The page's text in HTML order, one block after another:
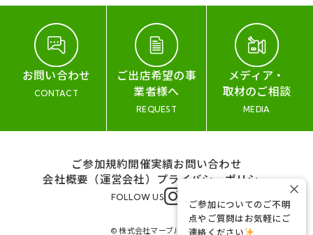
お問い合わせ
CONTACT
ご出店希望の事
業者様へ
REQUEST
メディア・
取材のご相談
MEDIA
ご参加規約開催実績お問い合わせ
会社概要（運営会社） プライバシーポリシー
FOLLOW US
© 株式会社マーブル&コー
ご参加についてのご不明
点やご質問はお気軽にご
連絡ください
×